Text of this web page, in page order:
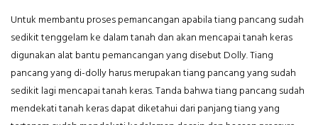
Untuk membantu proses pemancangan apabila tiang pancang sudah
sedikit tenggelam ke dalam tanah dan akan mencapai tanah keras
digunakan alat bantu pemancangan yang disebut Dolly. Tiang
pancang yang di-dolly harus merupakan tiang pancang yang sudah
sedikit lagi mencapai tanah keras. Tanda bahwa tiang pancang sudah
mendekati tanah keras dapat diketahui dari panjang tiang yang